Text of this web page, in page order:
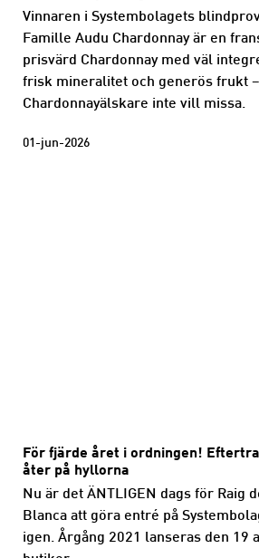
Vinnaren i Systembolagets
Famille Audu Chardonnay är en
prisvärd Chardonnay med väl
frisk mineralitet och generös frukt
Chardonnayälskare inte vill missa.
01-jun-2026
För fjärde året i ordningen!
åter på hyllorna
Nu är det ÄNTLIGEN dags för Raig
Blanca att göra entré på
igen. Årgång 2021 lanseras den 19